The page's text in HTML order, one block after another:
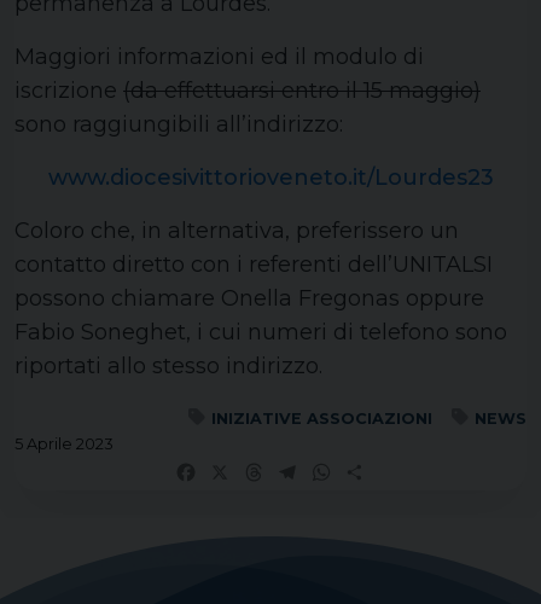
Maggiori informazioni ed il modulo di
iscrizione (da effettuarsi entro il 15 maggio)
sono raggiungibili all’indirizzo:
www.diocesivittorioveneto.it/Lourdes23
Coloro che, in alternativa, preferissero un
contatto diretto con i referenti dell’UNITALSI
possono chiamare Onella Fregonas oppure
Fabio Soneghet, i cui numeri di telefono sono
riportati allo stesso indirizzo.
INIZIATIVE ASSOCIAZIONI
NEWS
5 Aprile 2023